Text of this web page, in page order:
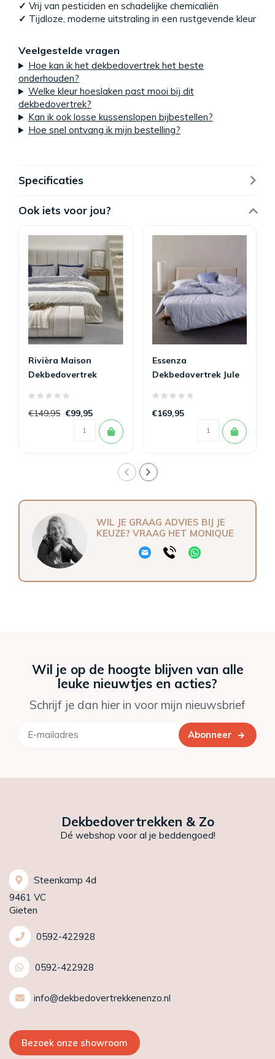
✓ Vrij van pesticiden en schadelijke chemicaliën
✓ Tijdloze, moderne uitstraling in een rustgevende kleur
Veelgestelde vragen
Hoe kan ik het dekbedovertrek het beste
onderhouden?
Welke kleur hoeslaken past mooi bij dit
dekbedovertrek?
Kan ik ook losse kussenslopen bijbestellen?
Hoe snel ontvang ik mijn bestelling?
Specificaties
Ook iets voor jou?
Rivièra Maison
Dekbedovertrek
€149,95 €99,95
Essenza
Dekbedovertrek Jule
€169,95
WIL JE GRAAG ADVIES BIJ JE
KEUZE? VRAAG HET MONIQUE
Wil je op de hoogte blijven van alle
leuke nieuwtjes en acties?
Schrijf je dan hier in voor mijn nieuwsbrief
Abonneer
Dekbedovertrekken & Zo
Dé webshop voor al je beddengoed!
Steenkamp 4d
9461 VC
Gieten
0592-422928
0592-422928
info@dekbedovertrekkenenzo.nl
Bezoek onze showroom